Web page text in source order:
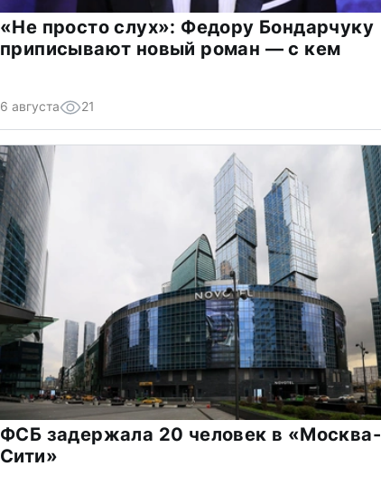
«Не просто слух»: Федору Бондарчуку
приписывают новый роман — с кем
6 августа 21
ФСБ задержала 20 человек в «Москва-
Сити»